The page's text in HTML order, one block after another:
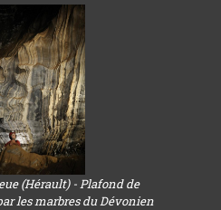
(Hérault) - Plafond de
les marbres du Dévonien